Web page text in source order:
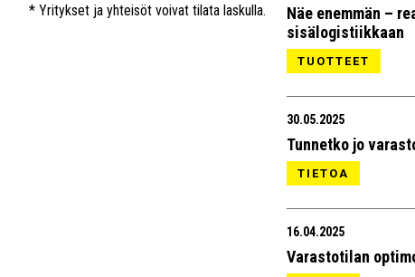
* Yritykset ja yhteisöt voivat tilata laskulla.
Näe enemmän –
sisälogistiikkaan
TUOTTEET
30.05.2025
Tunnetko jo
TIETOA
16.04.2025
Varastotilan